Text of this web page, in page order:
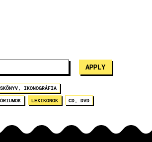
IKONOGRÁFIA
LEXIKONOK CD, DVD